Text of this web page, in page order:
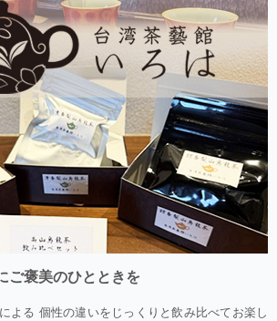
ご褒美のひとときを
よる 個性の違いをじっくりと飲み比べてお楽し